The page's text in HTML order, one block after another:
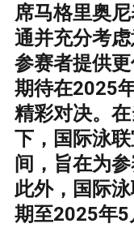
席马格里奥
通并充分考
参赛者提供
期待在2025
精彩对决。
下，国际泳
间，旨在为参
此外，国际
期至2025年5